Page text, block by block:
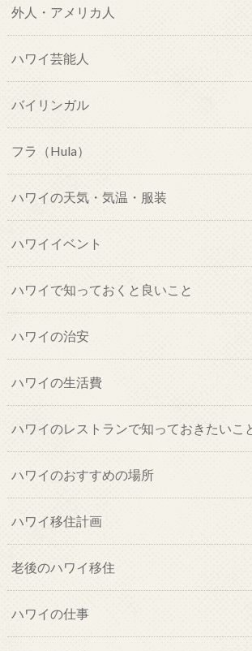
外人・アメリカ人
ハワイ芸能人
バイリンガル
フラ（Hula）
ハワイの天気・気温・服装
ハワイイベント
ハワイで知っておくと良いこと
ハワイの治安
ハワイの生活費
ハワイのレストランで知っておきたいこ
ハワイのおすすめの場所
ハワイ移住計画
老後のハワイ移住
ハワイの仕事